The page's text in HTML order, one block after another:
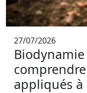
27/07/2026
appliqués à